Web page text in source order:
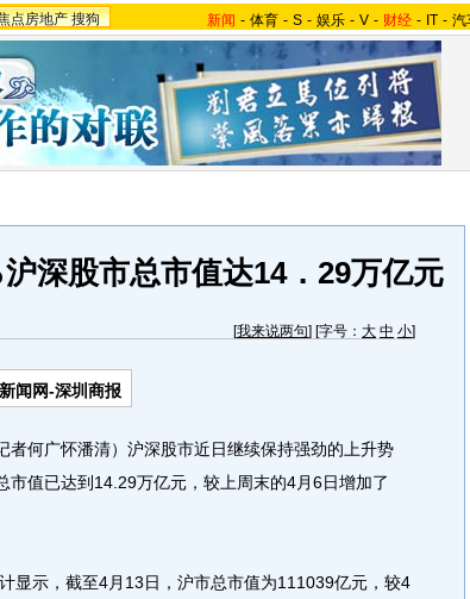
点房地产 搜狗 新闻 - 体育 - S - 娱乐 - V - 财经 - IT - 汽
深股市总市值达14．29万亿元
[我来说两句] [字号： 大 中 小]
闻网-深圳商报
何广怀潘清）沪深股市近日继续保持强劲的上升势
市值已达到14.29万亿元，较上周末的4月6日增加了
示，截至4月13日，沪市总市值为111039亿元，较4